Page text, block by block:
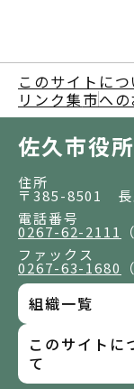
このサイトにつ
リンク集市へ
佐久市役所
住所
〒385-8501 長
電話番号
0267-62-2111
ファックス
0267-63-1680
組織一覧
このサイトに
て